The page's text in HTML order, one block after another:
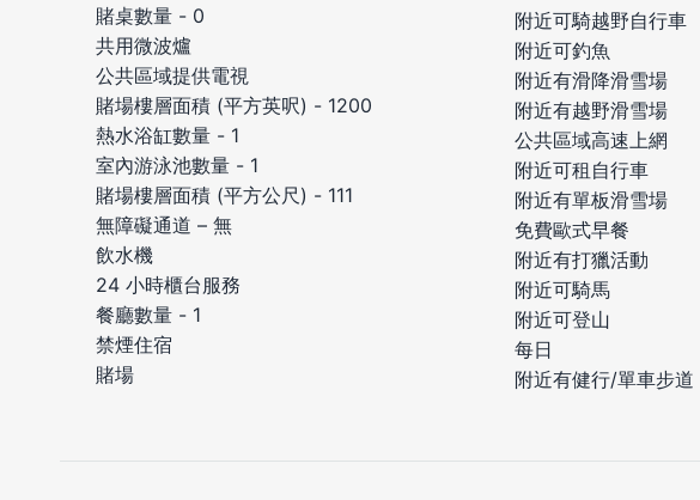
賭桌數量 - 0
共用微波爐
公共區域提供電視
賭場樓層面積 (平方英呎) - 1200
熱水浴缸數量 - 1
室內游泳池數量 - 1
賭場樓層面積 (平方公尺) - 111
無障礙通道 – 無
飲水機
24 小時櫃台服務
餐廳數量 - 1
禁煙住宿
賭場
附近可騎越野自行車
附近可釣魚
附近有滑降滑雪場
附近有越野滑雪場
公共區域高速上網
附近可租自行車
附近有單板滑雪場
免費歐式早餐
附近有打獵活動
附近可騎馬
附近可登山
每日
附近有健行/單車步道